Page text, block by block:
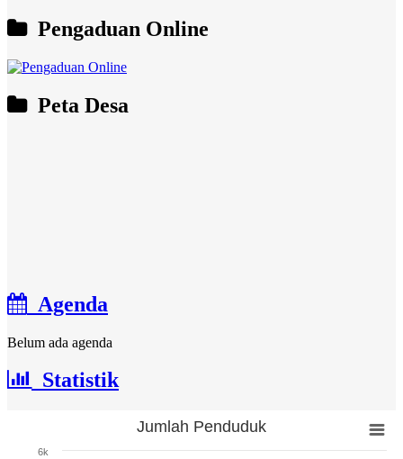
Pengaduan Online
Peta Desa
Agenda
Belum ada agenda
Statistik
Jumlah Penduduk
6k